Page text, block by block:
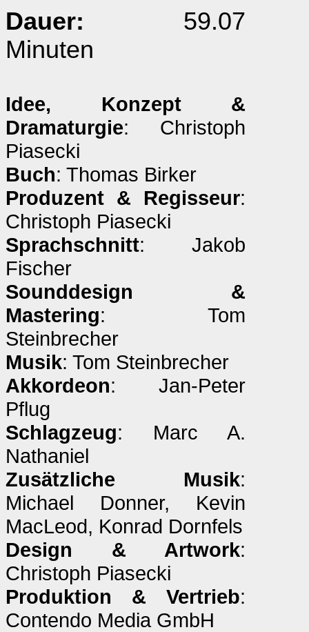
Dauer: 59.07
Minuten
Idee, Konzept &
Dramaturgie: Christoph
Piasecki
Buch: Thomas Birker
Produzent & Regisseur:
Christoph Piasecki
Sprachschnitt: Jakob
Fischer
Sounddesign &
Mastering: Tom
Steinbrecher
Musik: Tom Steinbrecher
Akkordeon: Jan-Peter
Pflug
Schlagzeug: Marc A.
Nathaniel
Zusätzliche Musik:
Michael Donner, Kevin
MacLeod, Konrad Dornfels
Design & Artwork:
Christoph Piasecki
Produktion & Vertrieb:
Contendo Media GmbH